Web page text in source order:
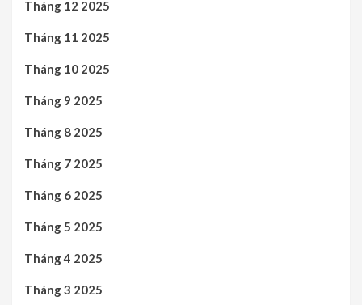
Tháng 12 2025
Tháng 11 2025
Tháng 10 2025
Tháng 9 2025
Tháng 8 2025
Tháng 7 2025
Tháng 6 2025
Tháng 5 2025
Tháng 4 2025
Tháng 3 2025